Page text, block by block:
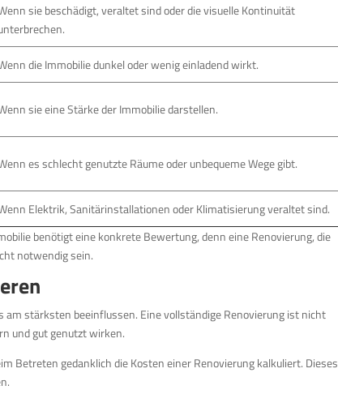
sie beschädigt, veraltet sind oder die visuelle Kontinuität
die Immobilie dunkel oder wenig einladend wirkt.
sie eine Stärke der Immobilie darstellen.
es schlecht genutzte Räume oder unbequeme Wege gibt.
Elektrik, Sanitärinstallationen oder Klimatisierung veraltet sind.
benötigt eine konkrete Bewertung, denn eine Renovierung, die
notwendig sein.
am stärksten beeinflussen. Eine vollständige Renovierung ist nicht
und gut genutzt wirken.
Betreten gedanklich die Kosten einer Renovierung kalkuliert. Dieses